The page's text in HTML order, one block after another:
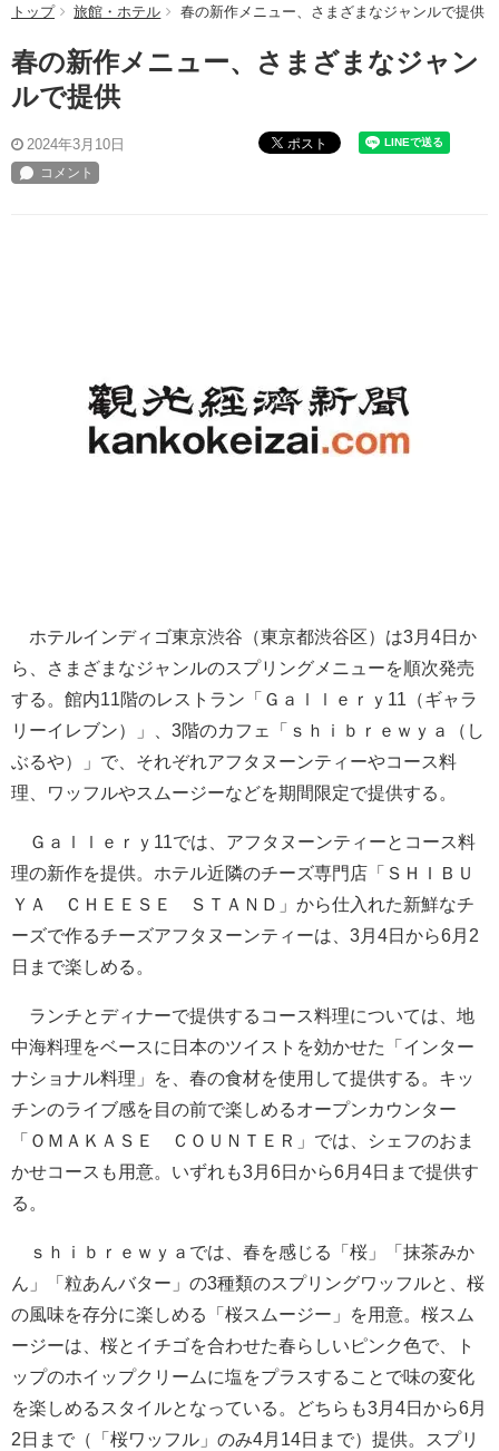
トップ 旅館・ホテル 春の新作メニュー、さまざまなジャンルで提供
春の新作メニュー、さまざまなジャン
ルで提供
2024年3月10日 ポスト
ホテルインディゴ東京渋谷（東京都渋谷区）は3月4日か
ら、さまざまなジャンルのスプリングメニューを順次発売
する。館内11階のレストラン「Ｇａｌｌｅｒｙ11（ギャラ
リーイレブン）」、3階のカフェ「ｓｈｉｂｒｅｗｙａ（し
ぶるや）」で、それぞれアフタヌーンティーやコース料
理、ワッフルやスムージーなどを期間限定で提供する。
Ｇａｌｌｅｒｙ11では、アフタヌーンティーとコース料
理の新作を提供。ホテル近隣のチーズ専門店「ＳＨＩＢＵ
ＹＡ ＣＨＥＥＳＥ ＳＴＡＮＤ」から仕入れた新鮮なチ
ーズで作るチーズアフタヌーンティーは、3月4日から6月2
日まで楽しめる。
ランチとディナーで提供するコース料理については、地
中海料理をベースに日本のツイストを効かせた「インター
ナショナル料理」を、春の食材を使用して提供する。キッ
チンのライブ感を目の前で楽しめるオープンカウンター
「ＯＭＡＫＡＳＥ ＣＯＵＮＴＥＲ」では、シェフのおま
かせコースも用意。いずれも3月6日から6月4日まで提供す
る。
ｓｈｉｂｒｅｗｙａでは、春を感じる「桜」「抹茶みか
ん」「粒あんバター」の3種類のスプリングワッフルと、桜
の風味を存分に楽しめる「桜スムージー」を用意。桜スム
ージーは、桜とイチゴを合わせた春らしいピンク色で、ト
ップのホイップクリームに塩をプラスすることで味の変化
を楽しめるスタイルとなっている。どちらも3月4日から6月
2日まで（「桜ワッフル」のみ4月14日まで）提供。スプリ